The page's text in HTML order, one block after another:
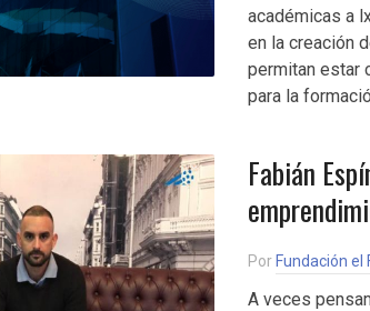
académicas a
en la creación
permitan estar
para la
Fabián
Por Fundación el
A veces